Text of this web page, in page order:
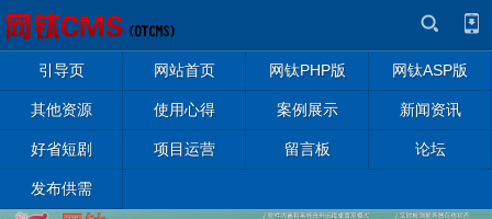
引导页 网站首页 网钛PHP版 网钛ASP版
其他资源 使用心得 案例展示 新闻资讯
好省短剧 项目运营 留言板 论坛
发布供需